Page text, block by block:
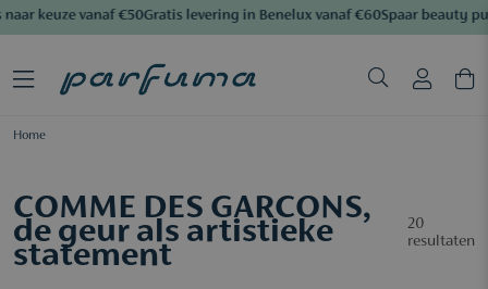
keuze vanaf €50Gratis levering in Benelux vanaf €60Spaar beauty
Home
COMME DES GARCONS,
de geur als artistieke
statement
20
resultaten